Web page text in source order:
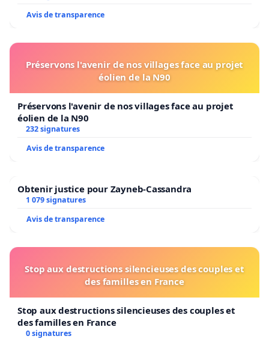
(3) voir par exemple : « Effectiveness of a nurse
the management of epilepsy », NICE avril 2022
(4) Communiqué de presse Sciensano, août 2020
(5)
https://www.lachambre.be/FLWB/pdf/54/2131/
Avis de transparence
Préservons l'avenir de nos villages face au projet
éolien de la N90
Préservons l'avenir de nos villages face au projet
éolien de la N90
232 signatures
Avis de transparence
Obtenir justice pour Zayneb-Cassandra
1 079 signatures
Avis de transparence
Stop aux destructions silencieuses des couples et
des familles en France
Stop aux destructions silencieuses des couples et
des familles en France
0 signatures